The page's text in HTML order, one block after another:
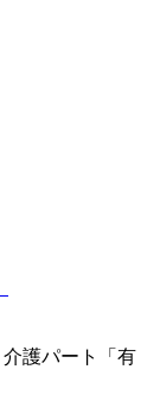
介護パート「有